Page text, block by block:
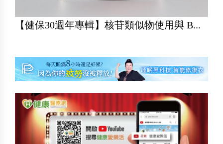
【健保30週年專輯】核苷類似物使用與 B...